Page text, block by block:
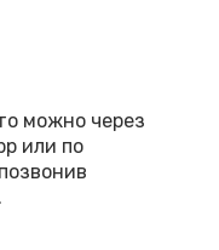
можно через
или по